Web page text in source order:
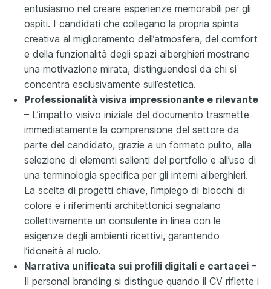
entusiasmo nel creare esperienze memorabili per gli
ospiti. I candidati che collegano la propria spinta
creativa al miglioramento dell’atmosfera, del comfort
e della funzionalità degli spazi alberghieri mostrano
una motivazione mirata, distinguendosi da chi si
concentra esclusivamente sull’estetica.
Professionalità visiva impressionante e rilevante
– L’impatto visivo iniziale del documento trasmette
immediatamente la comprensione del settore da
parte del candidato, grazie a un formato pulito, alla
selezione di elementi salienti del portfolio e all’uso di
una terminologia specifica per gli interni alberghieri.
La scelta di progetti chiave, l’impiego di blocchi di
colore e i riferimenti architettonici segnalano
collettivamente un consulente in linea con le
esigenze degli ambienti ricettivi, garantendo
l’idoneità al ruolo.
Narrativa unificata sui profili digitali e cartacei –
Il personal branding si distingue quando il CV riflette i